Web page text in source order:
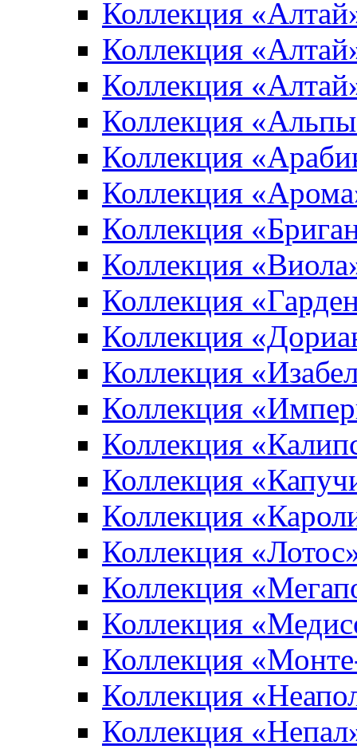
Коллекция
Коллекция
Коллекция
Коллекция
Коллекция
Коллекция
Коллекция
Коллекция
Коллекция
Коллекция
Коллекция
Коллекция
Коллекция
Коллекция
Коллекция
Коллекция
Коллекция
Коллекция
Коллекция
Коллекция
Коллекция